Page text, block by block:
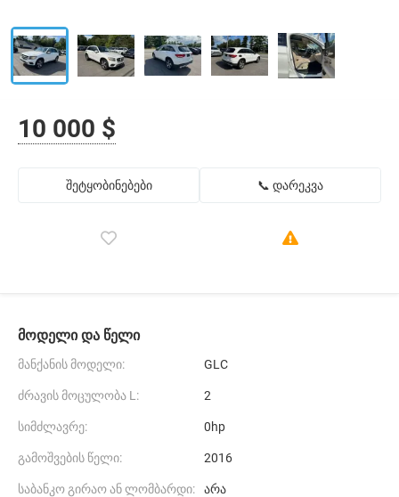
10 000 $
შეტყობინებები 📞 დარეკვა
მოდელი და წელი
მანქანის მოდელი: GLC
ძრავის მოცულობა L: 2
სიმძლავრე: 0hp
გამოშვების წელი: 2016
საბანკო გირაო ან ლომბარდი: არა